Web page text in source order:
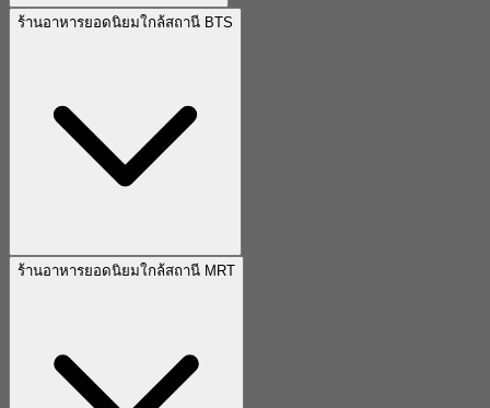
ร้านอาหารยอดนิยมใกล้สถานี BTS
ร้านอาหารยอดนิยมใกล้สถานี MRT